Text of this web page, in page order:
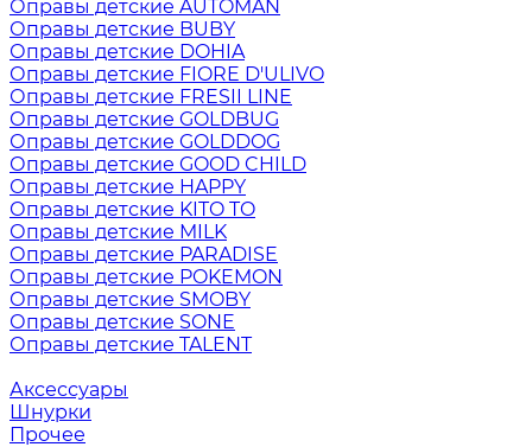
Оправы детские AUTOMAN
Оправы детские BUBY
Оправы детские DOHIA
Оправы детские FIORE D'ULIVO
Оправы детские FRESII LINE
Оправы детские GOLDBUG
Оправы детские GOLDDOG
Оправы детские GOOD CHILD
Оправы детские HAPPY
Оправы детские KITO TO
Оправы детские MILK
Оправы детские PARADISE
Оправы детские POKEMON
Оправы детские SMOBY
Оправы детские SONE
Оправы детские TALENT
Аксессуары
Шнурки
Прочее